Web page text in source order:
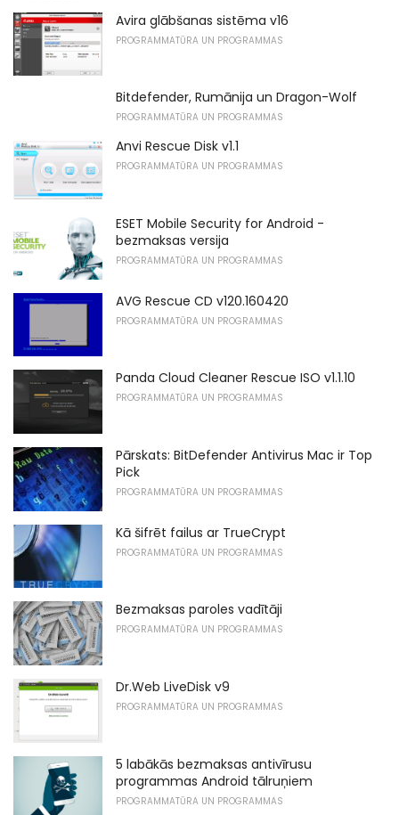
Avira glābšanas sistēma v16
PROGRAMMATŪRA UN PROGRAMMAS
Bitdefender, Rumānija un Dragon-Wolf
PROGRAMMATŪRA UN PROGRAMMAS
Anvi Rescue Disk v1.1
PROGRAMMATŪRA UN PROGRAMMAS
ESET Mobile Security for Android -
bezmaksas versija
PROGRAMMATŪRA UN PROGRAMMAS
AVG Rescue CD v120.160420
PROGRAMMATŪRA UN PROGRAMMAS
Panda Cloud Cleaner Rescue ISO v1.1.10
PROGRAMMATŪRA UN PROGRAMMAS
Pārskats: BitDefender Antivirus Mac ir Top
Pick
PROGRAMMATŪRA UN PROGRAMMAS
Kā šifrēt failus ar TrueCrypt
PROGRAMMATŪRA UN PROGRAMMAS
Bezmaksas paroles vadītāji
PROGRAMMATŪRA UN PROGRAMMAS
Dr.Web LiveDisk v9
PROGRAMMATŪRA UN PROGRAMMAS
5 labākās bezmaksas antivīrusu
programmas Android tālruņiem
PROGRAMMATŪRA UN PROGRAMMAS